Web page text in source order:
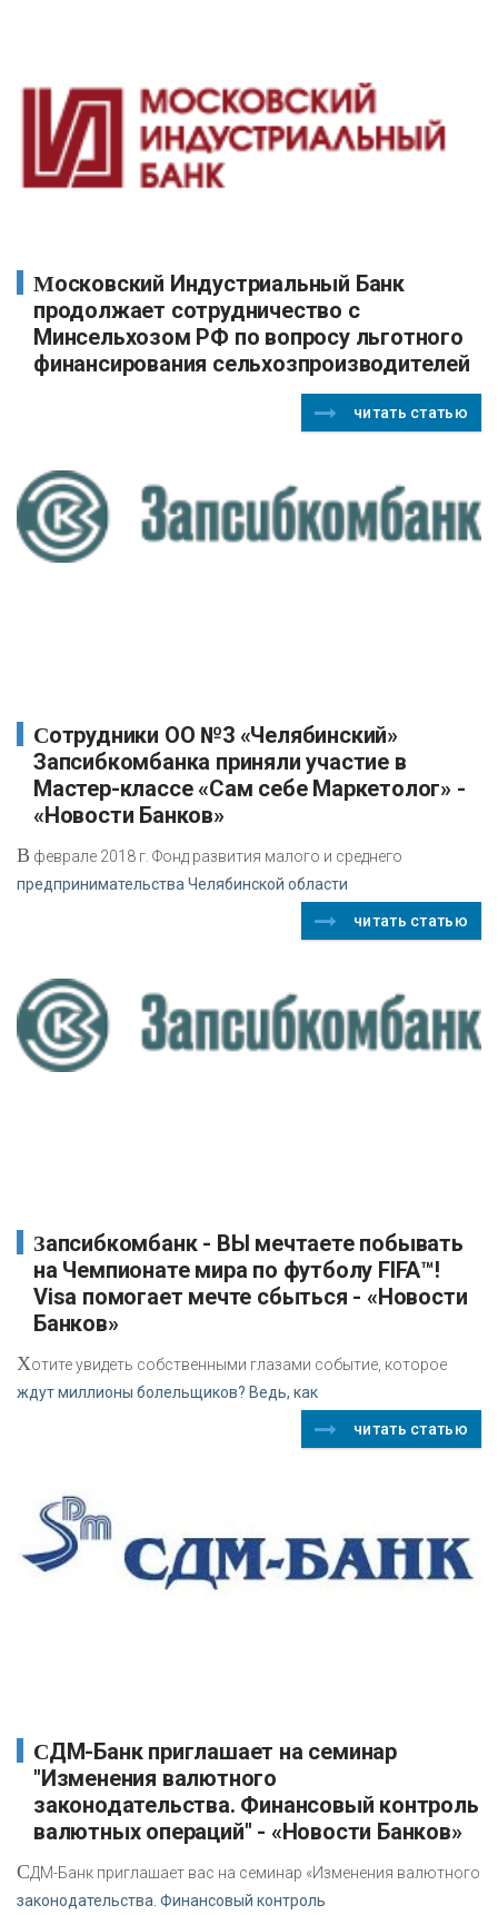
Московский Индустриальный Банк
продолжает сотрудничество с
Минсельхозом РФ по вопросу льготного
финансирования сельхозпроизводителей
читать статью
Сотрудники ОО №3 «Челябинский»
Запсибкомбанка приняли участие в
Мастер-классе «Сам себе Маркетолог» -
«Новости Банков»
В феврале 2018 г. Фонд развития малого и среднего
предпринимательства Челябинской области
читать статью
Запсибкомбанк - ВЫ мечтаете побывать
на Чемпионате мира по футболу FIFA™!
Visa помогает мечте сбыться - «Новости
Банков»
Хотите увидеть собственными глазами событие, которое
ждут миллионы болельщиков? Ведь, как
читать статью
СДМ-Банк приглашает на семинар
"Изменения валютного
законодательства. Финансовый контроль
валютных операций" - «Новости Банков»
СДМ-Банк приглашает вас на семинар «Изменения валютного
законодательства. Финансовый контроль